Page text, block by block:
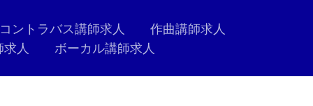
コントラバス講師求人
作曲講師求人
人 ボーカル講師求人